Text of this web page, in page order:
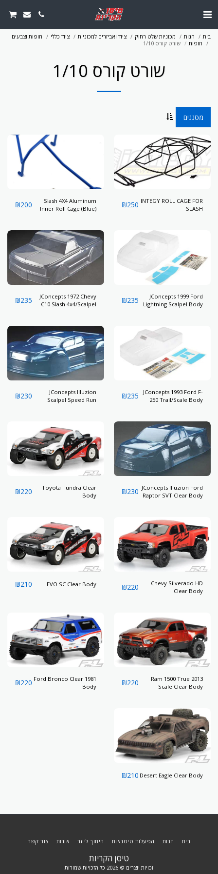
בית חנות מכוניות שלט רחוק ציוד ואביזרים למכוניות ציוד כללי
חופות וצבעים
חופות
שורט קורס 1/10
שורט קורס 1/10
מסננים
INTEGY ROLL CAGE FOR
SLASH
₪250
Slash 4X4 Aluminum
Inner Roll Cage (Blue)
₪200
JConcepts 1999 Ford
Lightning Scalpel Body
₪235
JConcepts 1972 Chevy
C10 Slash 4x4/Scalpel
₪235
JConcepts 1993 Ford F-
250 Trail/Scale Body
₪235
JConcepts Illuzion
Scalpel Speed Run
₪230
JConcepts Illuzion Ford
Raptor SVT Clear Body
₪230
Toyota Tundra Clear
Body
₪220
Chevy Silverado HD
Clear Body
₪220
EVO SC Clear Body
₪210
2013 Ram 1500 True
Scale Clear Body
₪220
1981 Ford Bronco Clear
Body
₪220
Desert Eagle Clear Body
₪210
טיסן הקריות
זכויות יוצרים © 2026 כל הזכויות שמורות
בית חנות הפעלות טיסנאות חיתוך לייזר אודות צור קשר